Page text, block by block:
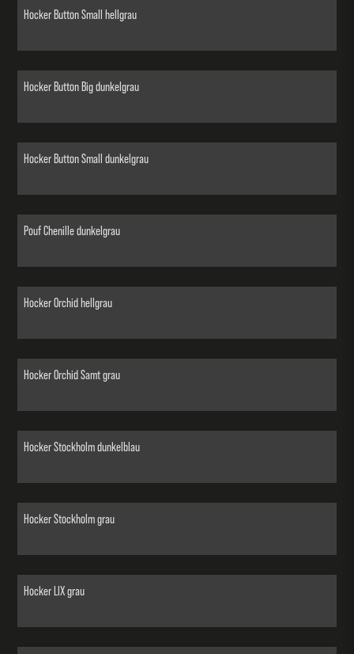
Hocker Button Small hellgrau
Hocker Button Big dunkelgrau
Hocker Button Small dunkelgrau
Pouf Chenille dunkelgrau
Hocker Orchid hellgrau
Hocker Orchid Samt grau
Hocker Stockholm dunkelblau
Hocker Stockholm grau
Hocker LIX grau